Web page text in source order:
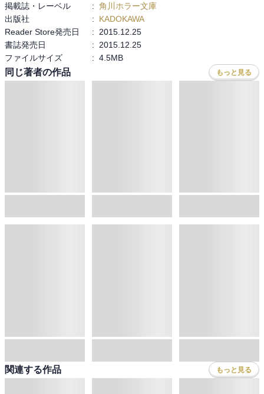
掲載誌・レーベル
: 角川ホラー文庫
出版社
:
KADOKAWA
Reader Store発売日
:
2015.12.25
書誌発売日
:
2015.12.25
ファイルサイズ
: 4.5MB
同じ著者の作品 もっと見る
関連する作品 もっと見る